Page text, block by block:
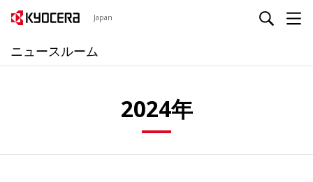
Japan
ニュースルーム
2024年